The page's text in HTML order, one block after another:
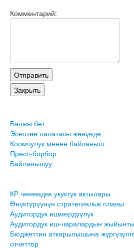
Комментарий:
Башкы бет
Эсептөө палатасы жөнүндө
Коомчулук менен байланыш
Пресс-борбор
Байланышуу
КР ченемдик укуктук актылары
Өнүктүрүүнүн стратегиялык планы
Аудитордук ишмердүүлүк
Аудитордук иш-чаралардын
Бюджеттин аткарылышына
отчеттор